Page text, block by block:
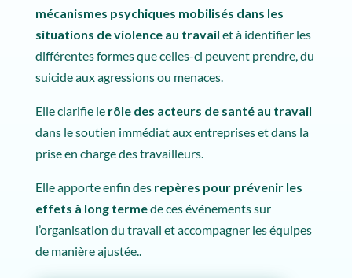
mécanismes psychiques mobilisés dans les
situations de violence au travail et à identifier les
différentes formes que celles-ci peuvent prendre, du
suicide aux agressions ou menaces.
Elle clarifie le rôle des acteurs de santé au travail
dans le soutien immédiat aux entreprises et dans la
prise en charge des travailleurs.
Elle apporte enfin des repères pour prévenir les
effets à long termede ces événements sur
l’organisation du travail et accompagner les équipes
de manière ajustée..